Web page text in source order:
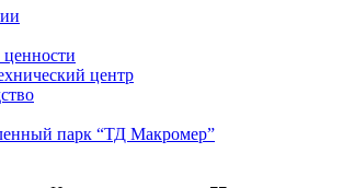
центр
парк “ТД Макромер”